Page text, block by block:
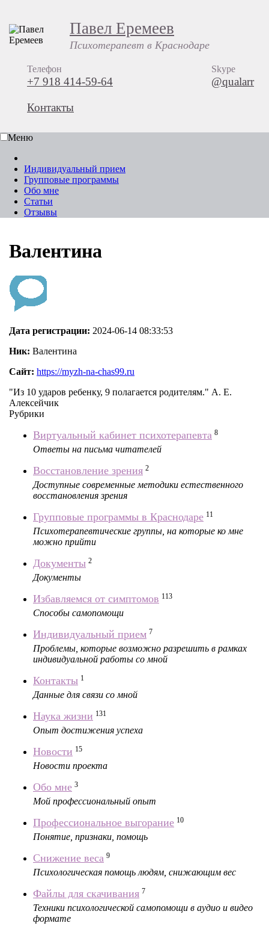
Павел Еремеев
Психотерапевт в Краснодаре
Телефон
+7 918 414-59-64
Skype
@qualarr
Контакты
Меню
Индивидуальный прием
Групповые программы
Обо мне
Статьи
Отзывы
Валентина
Дата регистрации: 2024-06-14 08:33:53
Ник: Валентина
Сайт: https://myzh-na-chas99.ru
"Из 10 ударов ребенку, 9 полагается родителям." А. Е.
Алексейчик
Рубрики
Виртуальный кабинет психотерапевта 8
Ответы на письма читателей
Восстановление зрения 2
Доступные современные методики естественного
восстановления зрения
Групповые программы в Краснодаре 11
Психотерапевтические группы, на которые ко мне
можно прийти
Документы 2
Документы
Избавляемся от симптомов 113
Способы самопомощи
Индивидуальный прием 7
Проблемы, которые возможно разрешить в рамках
индивидуальной работы со мной
Контакты 1
Данные для связи со мной
Наука жизни 131
Опыт достижения успеха
Новости 15
Новости проекта
Обо мне 3
Мой профессиональный опыт
Профессиональное выгорание 10
Понятие, признаки, помощь
Снижение веса 9
Психологическая помощь людям, снижающим вес
Файлы для скачивания 7
Техники психологической самопомощи в аудио и видео
формате